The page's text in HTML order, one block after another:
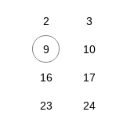
2 3
9 10
16 17
23 24